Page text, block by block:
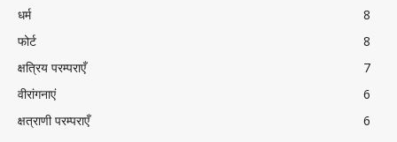
धर्म
8
फोर्ट
8
क्षत्रिय परम्पराएँ
7
वीरांगनाएं
6
क्षत्राणी परम्पराएँ
6